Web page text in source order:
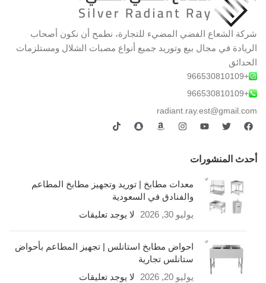
شركة الشعاع الفضي المضيء للتجارة، نطمح أن نكون أصحاب
الريادة في مجال بيع وتوريد جميع أنواع مصبات الشلال ومستلزمات
الحدائق
+966530810109
+966530810109
radiant.ray.est@gmail.com
أحدث المنشورات
معدات مطابخ | توريد وتجهيز مطابخ المطاعم
والفنادق في السعودية
يوليو 30, 2026
لا يوجد تعليقات
احواض مطابخ استانلس | تجهيز المطاعم بأحواض
ستانلس تجارية
يوليو 20, 2026
لا يوجد تعليقات